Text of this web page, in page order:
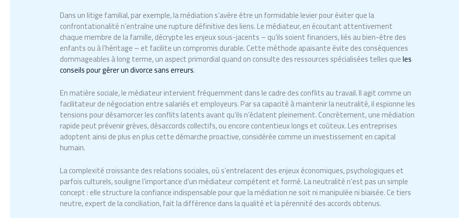
Dans un litige familial, par exemple, la médiation s’avère être un formidable levier pour éviter que la
confrontationalité n’entraîne une rupture définitive des liens. Le médiateur, en écoutant attentivement
chaque membre de la famille, décrypte les enjeux sous-jacents – qu’ils soient financiers, liés au bien-être des
enfants ou à l’héritage – et facilite un compromis durable. Cette méthode apaisante évite des conséquences
dommageables à long terme, un aspect primordial quand on consulte des ressources spécialisées telles queles
conseils pour gérer un divorce sans erreurs.
En matière sociale, le médiateur intervient fréquemment dans le cadre des conflits au travail. Il agit comme un
facilitateur de négociation entre salariés et employeurs. Par sa capacité à maintenir la neutralité, il espionne les
tensions pour désamorcer les conflits latents avant qu’ils n’éclatent pleinement. Concrètement, une médiation
rapide peut prévenir grèves, désaccords collectifs, ou encore contentieux longs et coûteux. Les entreprises
adoptent ainsi de plus en plus cette démarche proactive, considérée comme un investissement en capital
humain.
La complexité croissante des relations sociales, où s’entrelacent des enjeux économiques, psychologiques et
parfois culturels, souligne l’importance d’un médiateur compétent et formé. La neutralité n’est pas un simple
concept : elle structure la confiance indispensable pour que la médiation ne soit ni manipulée ni biaisée. Ce tiers
neutre, expert de la conciliation, fait la différence dans la qualité et la pérennité des accords obtenus.